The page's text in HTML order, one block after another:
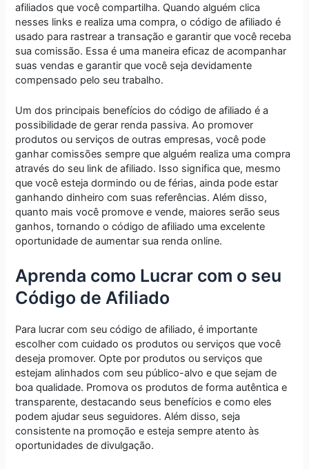
afiliados que você compartilha. Quando alguém clica
nesses links e realiza uma compra, o código de afiliado é
usado para rastrear a transação e garantir que você receba
sua comissão. Essa é uma maneira eficaz de acompanhar
suas vendas e garantir que você seja devidamente
compensado pelo seu trabalho.
Um dos principais benefícios do código de afiliado é a
possibilidade de gerar renda passiva. Ao promover
produtos ou serviços de outras empresas, você pode
ganhar comissões sempre que alguém realiza uma compra
através do seu link de afiliado. Isso significa que, mesmo
que você esteja dormindo ou de férias, ainda pode estar
ganhando dinheiro com suas referências. Além disso,
quanto mais você promove e vende, maiores serão seus
ganhos, tornando o código de afiliado uma excelente
oportunidade de aumentar sua renda online.
Aprenda como Lucrar com o seu
Código de Afiliado
Para lucrar com seu código de afiliado, é importante
escolher com cuidado os produtos ou serviços que você
deseja promover. Opte por produtos ou serviços que
estejam alinhados com seu público-alvo e que sejam de
boa qualidade. Promova os produtos de forma autêntica e
transparente, destacando seus benefícios e como eles
podem ajudar seus seguidores. Além disso, seja
consistente na promoção e esteja sempre atento às
oportunidades de divulgação.